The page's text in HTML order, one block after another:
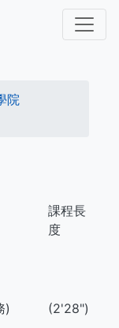
院
課程長
度
) (2'28")